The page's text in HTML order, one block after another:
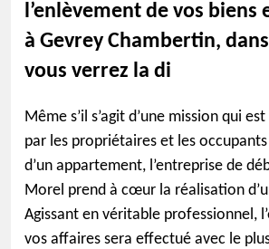
l’enlèvement de vos biens
à Gevrey Chambertin,
vous verrez la di
Même s’il s’agit d’une mission qui
par les propriétaires et les
d’un appartement, l’entreprise de
Morel prend à cœur la réalisation
Agissant en véritable professionnel,
vos affaires sera effectué avec le